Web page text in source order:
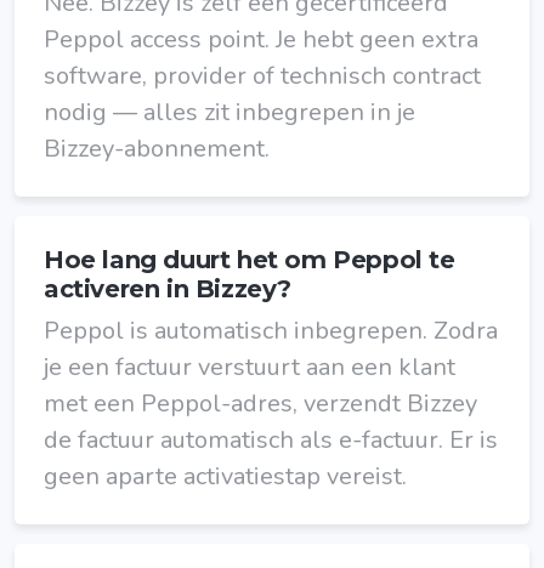
Peppol access point. Je hebt geen extra
software, provider of technisch contract
nodig — alles zit inbegrepen in je
Bizzey-abonnement.
Hoe lang duurt het om Peppol te
activeren in Bizzey?
Peppol is automatisch inbegrepen. Zodra
je een factuur verstuurt aan een klant
met een Peppol-adres, verzendt Bizzey
de factuur automatisch als e-factuur. Er is
geen aparte activatiestap vereist.